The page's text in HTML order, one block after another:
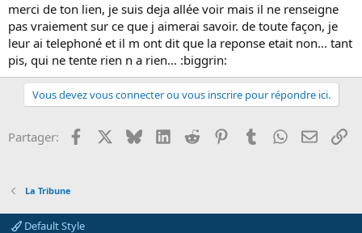
merci de ton lien, je suis deja allée voir mais il ne renseigne
pas vraiement sur ce que j aimerai savoir. de toute façon, je
leur ai telephoné et il m ont dit que la reponse etait non... tant
pis, qui ne tente rien n a rien... :biggrin:
Vous devez vous connecter ou vous inscrire pour répondre ici.
Partager: Facebook BlueskyLinkedInReddit PinterestTumblrWhatsApp
Email
La Tribune
Default Style